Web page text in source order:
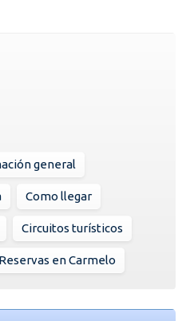
general
Como llegar
Circuitos turísticos
Reservas en Carmelo